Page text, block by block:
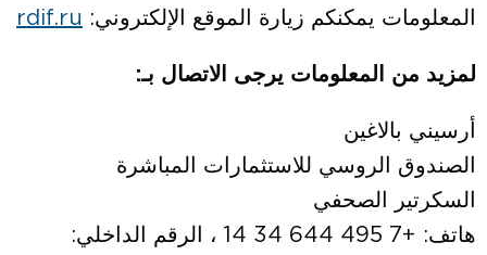
المعلومات يمكنكم زيارة الموقع الإلكتروني: rdif.ru
لمزيد من المعلومات يرجى الاتصال بـ:
أرسيني بالاغين
الصندوق الروسي للاستثمارات المباشرة
السكرتير الصحفي
هاتف: +7 495 644 34 14 ، الرقم الداخلي: